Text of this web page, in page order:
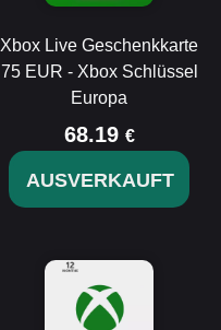
Xbox Live Geschenkkarte
75 EUR - Xbox Schlüssel
Europa
68.19 €
AUSVERKAUFT